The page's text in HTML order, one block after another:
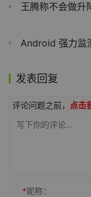
王腾称不会做升
Android 强力监
发表回复
评论问题之前， 点击
*昵称：